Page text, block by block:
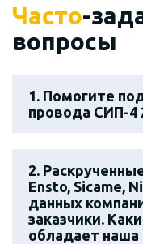
Часто-
вопросы
1. Помогите
провода СИП-4
2.
Ensto, Sicame,
данных
заказчики.
обладает